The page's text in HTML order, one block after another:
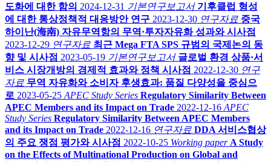
도화에 대한 함의 2024-12-31 기본연구보고서 기후클럽 형성
에 대한 통상정책적 대응방안 연구 2023-12-30 연구자료 중국
하이난(海南) 자유무역항의 무역·투자자유화 성과와 시사점
2023-12-29 연구자료 최근 Mega FTA SPS 규범의 국제논의 동
향 및 시사점 2023-05-19 기본연구보고서 글로벌 환경 상품·서
비스 시장개방의 경제적 효과와 정책 시사점 2022-12-30 연구
자료 무역 자유화와 소비자 후생효과: 품질 다양성을 중심으
로 2023-05-25 APEC Study Series Regulatory Similarity Between
APEC Members and its Impact on Trade 2022-12-16 APEC
Study Series Regulatory Similarity Between APEC Members
and its Impact on Trade 2022-12-16 연구자료 DDA 서비스협상
의 주요 쟁점 평가와 시사점 2022-10-25 Working paper A Study
on the Effects of Multinational Production on Global and